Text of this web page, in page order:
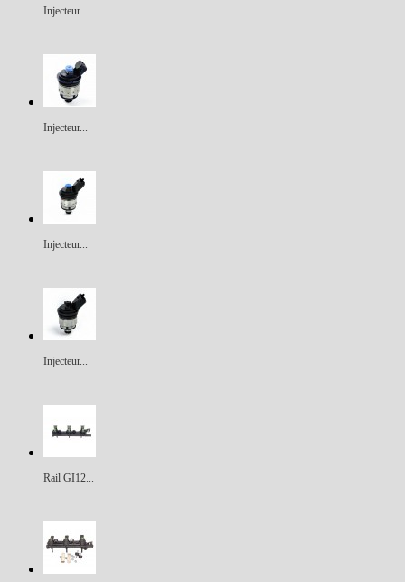
Injecteur...
Injecteur...
Injecteur...
Injecteur...
Rail GI12...